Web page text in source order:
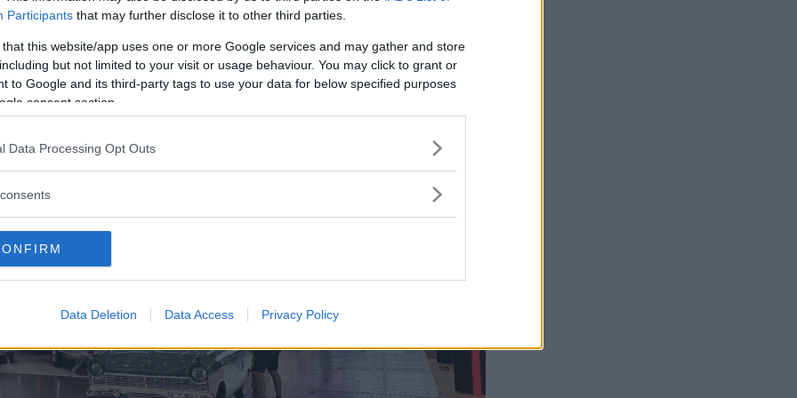
Participants that may further disclose it to other third parties.
that this website/app uses one or more Google services and may gather and store
but not limited to your visit or usage behaviour. You may click to grant or
to Google and its third-party tags to use your data for below specified purposes
consent section.
Data Processing Opt Outs
Data Deletion Data Access Privacy Policy
chef för Caravan Salon i ett pressmeddelande.